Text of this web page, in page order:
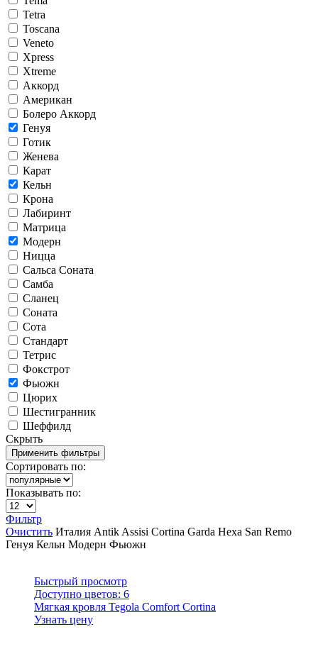
Tetra
Toscana
Veneto
Xpress
Xtreme
Аккорд
Американ
Болеро Аккорд
Генуя
Готик
Женева
Карат
Кельн
Крона
Лабиринт
Матрица
Модерн
Ницца
Сальса Соната
Самба
Сланец
Соната
Сота
Стандарт
Тетрис
Фокстрот
Фьюжн
Цюрих
Шестигранник
Шеффилд
Скрыть
Сортировать по:
Показывать по:
Фильтр
Очистить Италия Antik Assisi Cortina Garda Hexa San Remo
Генуя Кельн Модерн Фьюжн
Быстрый просмотр
Доступно цветов: 6
Мягкая кровля Tegola Comfort Cortina
Узнать цену